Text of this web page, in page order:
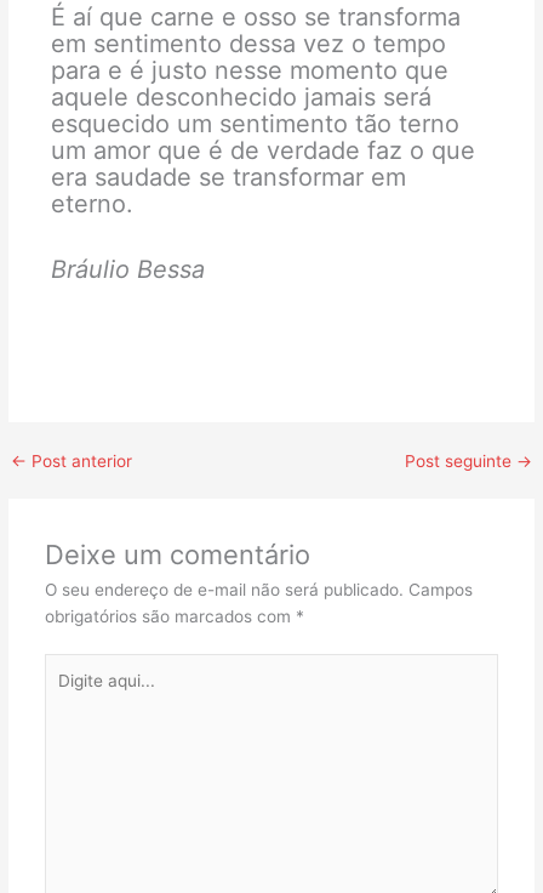
É aí que carne e osso se transforma
em sentimento dessa vez o tempo
para e é justo nesse momento que
aquele desconhecido jamais será
esquecido um sentimento tão terno
um amor que é de verdade faz o que
era saudade se transformar em
eterno.
Bráulio Bessa
← Post anterior Post seguinte →
Deixe um comentário
O seu endereço de e-mail não será publicado. Campos
obrigatórios são marcados com *
aqui...